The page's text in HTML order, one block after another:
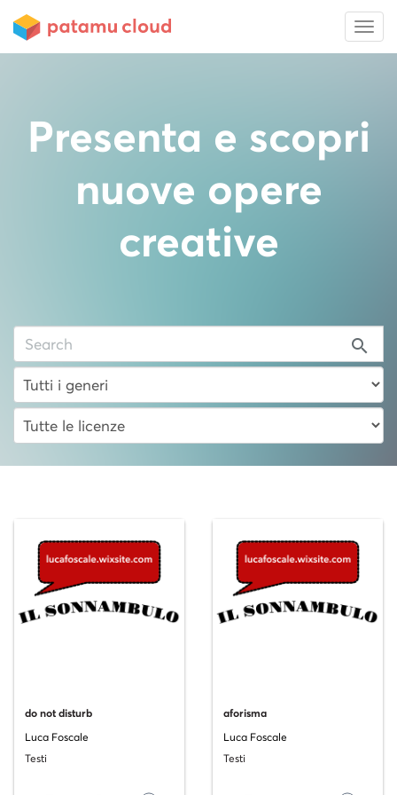
Presenta e scopri
nuove opere
creative
search
do not disturb
Luca Foscale
Testi
aforisma
Luca Foscale
Testi